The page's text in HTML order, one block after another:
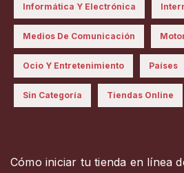
Informática Y Electrónica
Medios De Comunicación
Ocio Y Entretenimiento Países
Sin Categoría Tiendas Online
Cómo iniciar tu tienda en línea